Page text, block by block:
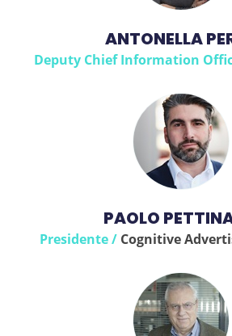
ANTONELLA
Deputy Chief Information
PAOLO
Presidente / Cognitive